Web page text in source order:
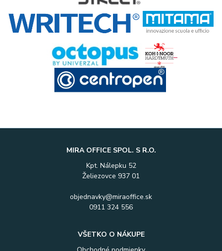
MIRA OFFICE SPOL. S R.O.
Kpt. Nálepku 52
Želiezovce 937 01
objednavky@miraoffice.sk
0911 324 556
VŠETKO O NÁKUPE